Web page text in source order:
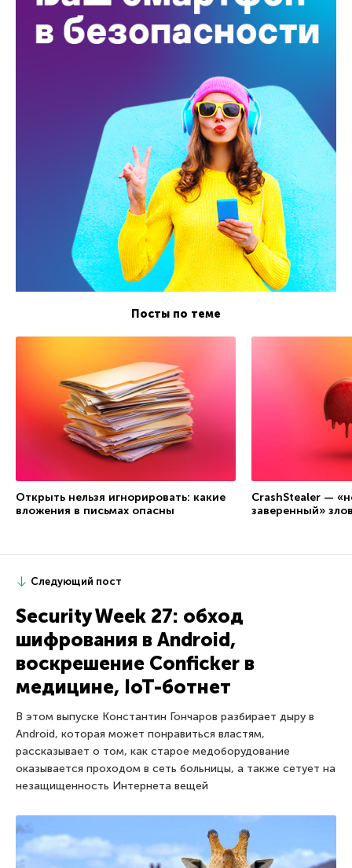
Посты по теме
Открыть нельзя игнорировать: какие
вложения в письмах опасны
CrashStealer —
заверенный»
Следующий пост
Security Week 27: обход
шифрования в Android,
воскрешение Conficker в
медицине, IoT-ботнет
В этом выпуске Константин Гончаров разбирает дыру в
Android, которая может понравиться властям,
рассказывает о том, как старое медоборудование
оказывается проходом в сеть больницы, а также сетует на
незащищенность Интернета вещей